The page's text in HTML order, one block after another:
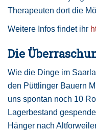
Therapeuten dort die
Weitere Infos findet ihr
Die
Wie die Dinge im
den Püttlinger Bauern
uns spontan noch 10
Lagerbestand
Hänger nach